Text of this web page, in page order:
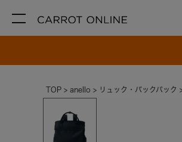
TOP anello リュック・バックパック